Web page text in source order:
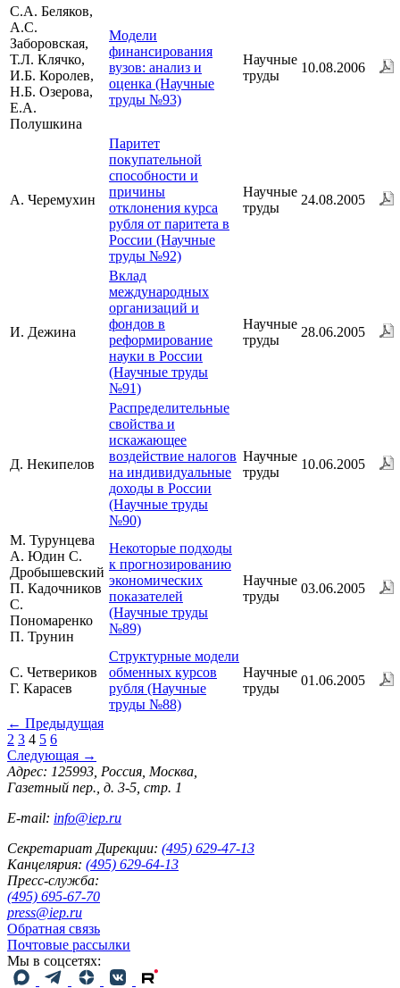
С.А. Беляков,
А.С.
Заборовская,
Т.Л. Клячко,
И.Б. Королев,
Н.Б. Озерова,
Е.А.
Полушкина
Модели
финансирования
вузов: анализ и
оценка (Научные
труды №93)
Научные
труды
10.08.2006
А. Черемухин
Паритет
покупательной
способности и
причины
отклонения курса
рубля от паритета в
России (Научные
труды №92)
Научные
труды
24.08.2005
И. Дежина
Вклад
международных
организаций и
фондов в
реформирование
науки в России
(Научные труды
№91)
Научные
труды
28.06.2005
Д. Некипелов
Распределительные
свойства и
искажающее
воздействие налогов
на индивидуальные
доходы в России
(Научные труды
№90)
Научные
труды
10.06.2005
М. Турунцева
А. Юдин С.
Дробышевский
П. Кадочников
С.
Пономаренко
П. Трунин
Некоторые подходы
к прогнозированию
экономических
показателей
(Научные труды
№89)
Научные
труды
03.06.2005
C. Четвериков
Г. Карасев
Структурные модели
обменных курсов
рубля (Научные
труды №88)
Научные
труды
01.06.2005
← Предыдущая
2 3 4 5 6
Следующая →
Адрес: 125993, Россия, Москва,
Газетный пер., д. 3-5, стр. 1
E-mail: info@iep.ru
Секретариат Дирекции: (495) 629-47-13
Канцелярия: (495) 629-64-13
Пресс-служба:
(495) 695-67-70
press@iep.ru
Обратная связь
Почтовые рассылки
Мы в соцсетях: